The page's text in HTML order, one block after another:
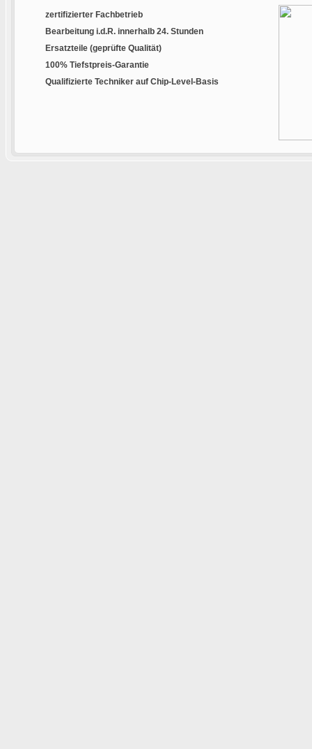
zertifizierter Fachbetrieb
Bearbeitung i.d.R. innerhalb 24. Stunden
Ersatzteile (geprüfte Qualität)
100% Tiefstpreis-Garantie
Qualifizierte Techniker auf Chip-Level-Basis